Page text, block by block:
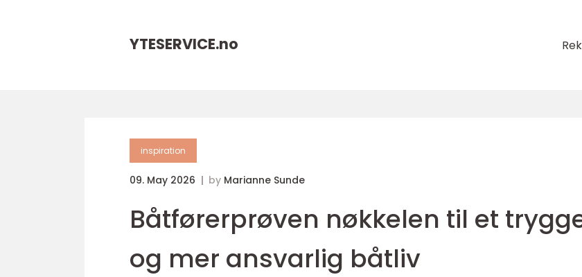
YTESERVICE.no
inspiration
09. May 2026 by Marianne Sunde
Båtførerprøven nøkkelen til et
og mer ansvarlig båtliv